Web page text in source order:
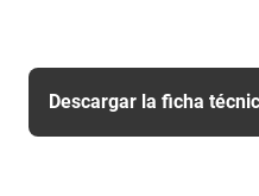
Descargar la ficha